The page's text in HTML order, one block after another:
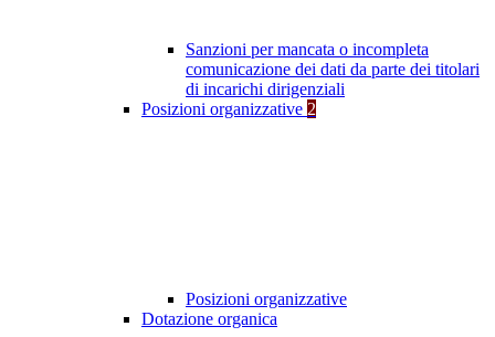
Sanzioni per mancata o incompleta
comunicazione dei dati da parte dei titolari
di incarichi dirigenziali
Posizioni organizzative 2
Posizioni organizzative
Dotazione organica